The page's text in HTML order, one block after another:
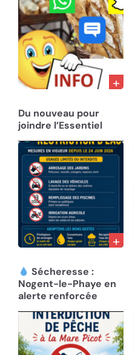
Du nouveau pour
joindre l’Essentiel
Sécheresse :
Nogent-le-Phaye en
alerte renforcée